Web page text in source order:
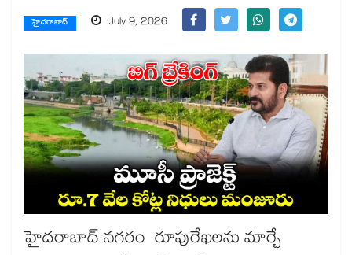
హైదరాబాద్ July 9, 2026
హైదరాబాద్‌ నగరం రూపురేఖలను మార్చే